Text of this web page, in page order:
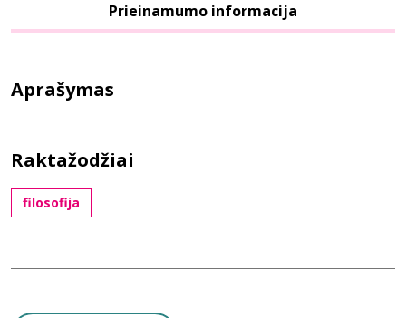
Prieinamumo informacija
Aprašymas
Raktažodžiai
filosofija